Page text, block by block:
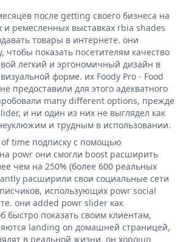
после getting своего бизнеса на
и ремесленных выставках rbia shades
товары в интернете. они
показать посетителям качество
легкий и эргономичный дизайн в
форме. их Foody Pro - Food
предоставили для этого адекватного
many different options, прежде
и ни один из них не выглядел как
и трудным в использовании.
time подписку с помощью
powr они смогли boost расширить
чем на 250% (более 600 реальных
расширили свои социальные сети
использующих powr social
они added powr slider как
быстро показать своим клиентам,
landing on домашней страницей,
в реальной жизни. он хорошо